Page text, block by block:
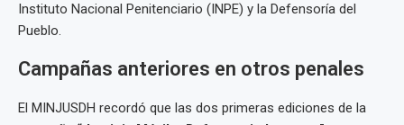
Instituto Nacional Penitenciario (INPE) y la Defensoría del
Pueblo.
Campañas anteriores en otros penales
El MINJUSDH recordó que las dos primeras ediciones de la